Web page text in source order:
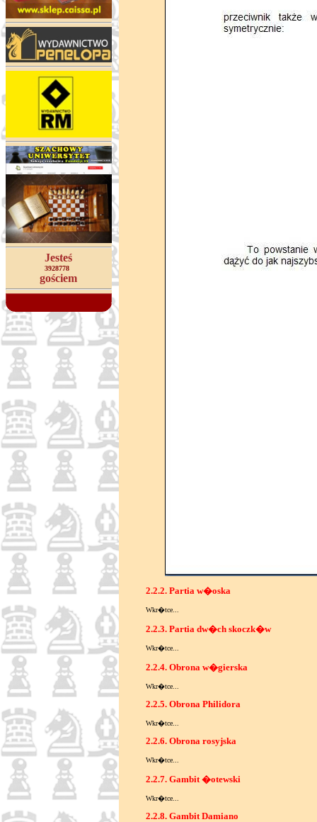
Jesteś
3928778
gościem
2.2.2. Partia w�oska
Wkr�tce...
2.2.3. Partia dw�ch skoczk�w
Wkr�tce...
2.2.4. Obrona w�gierska
Wkr�tce...
2.2.5. Obrona Philidora
Wkr�tce...
2.2.6. Obrona rosyjska
Wkr�tce...
2.2.7. Gambit �otewski
Wkr�tce...
2.2.8. Gambit Damiano